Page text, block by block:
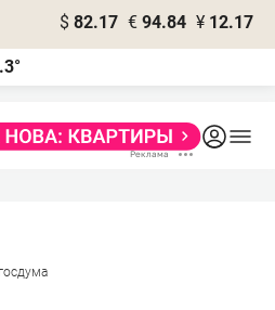
$ 82.17 € 94.84 ¥ 12.17
госдума